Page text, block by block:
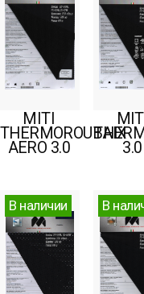
MITI
THERMOROUBAIX
AERO 3.0
MITI
3.0
В наличии В